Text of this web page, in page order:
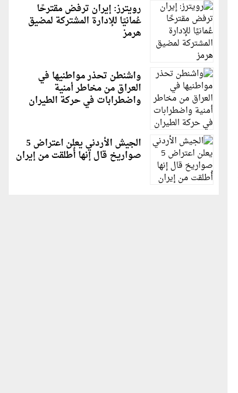
رويترز: إيران ترفض مقترحًا
عُمانيًا للإدارة المشتركة لمضيق
هرمز
واشنطن تحذر مواطنيها في
العراق من مخاطر أمنية
واضطرابات في حركة الطيران
الجيش الأردني يعلن اعتراض 5
صواريخ قال إنها أُطلقت من إيران